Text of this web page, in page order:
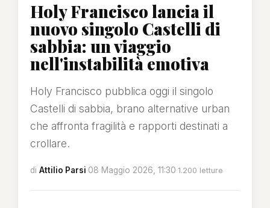
Holy Francisco lancia il
nuovo singolo Castelli di
sabbia: un viaggio
nell'instabilità emotiva
Holy Francisco pubblica oggi il singolo
Castelli di sabbia, brano alternative urban
che affronta fragilità e rapporti destinati a
crollare.
di Attilio Parsi·08 Maggio 2026, 11:30·1.200 letture